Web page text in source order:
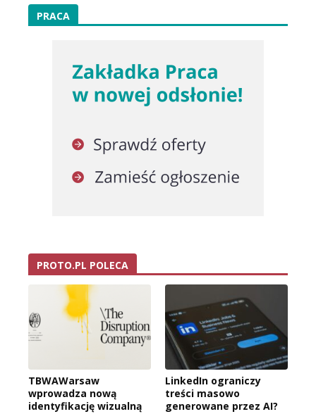
PRACA
PROTO.PL POLECA
TBWAWarsaw
wprowadza nową
identyfikację wizualną
LinkedIn ograniczy
treści masowo
generowane przez AI?